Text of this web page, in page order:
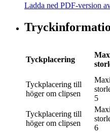
Ladda ned PDF-version
Tyckplacering
Tyckplacering till
höger om clipsen
5
Tyckplacering till
höger om clipsen
6